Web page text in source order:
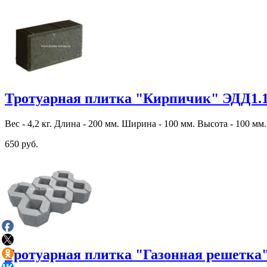
Тротуарная плитка "Кирпичик"
Вес - 4,2 кг. Длина - 200 мм. Ширина - 100 мм. Высота - 100 мм.
650 руб.
Тротуарная плитка "Газонная